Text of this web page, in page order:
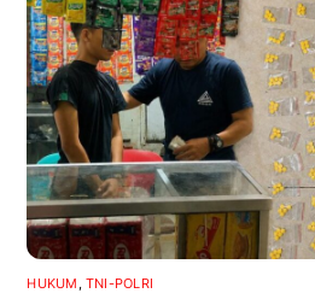
HUKUM TNI-POLRI